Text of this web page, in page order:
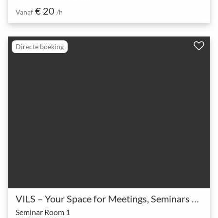
Vanaf € 20 /h
Directe boeking
Seminar Room 1